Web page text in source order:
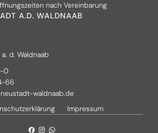
nach Vereinbarung
A.D. WALDNAAB
d. Waldnaab
0
66
waldnaab.de
Impressum